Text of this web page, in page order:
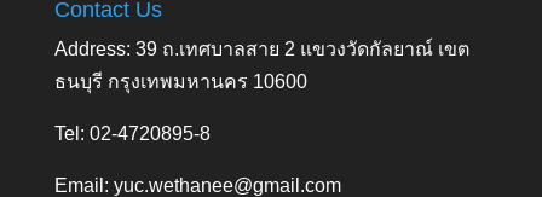
Contact Us
Address: 39 ถ.เทศบาลสาย 2 แขวงวัดกัลยาณ์ เขต
ธนบุรี กรุงเทพมหานคร 10600
Tel: 02-4720895-8
Email: yuc.wethanee@gmail.com